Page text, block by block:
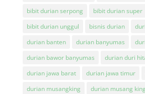
bibit durian serpong
bibit durian super
bibit durian unggul
bisnis durian
durian banten
durian banyumas
durian bawor banyumas
durian duri
durian jawa barat
durian jawa timur
durian musangking
durian musang king